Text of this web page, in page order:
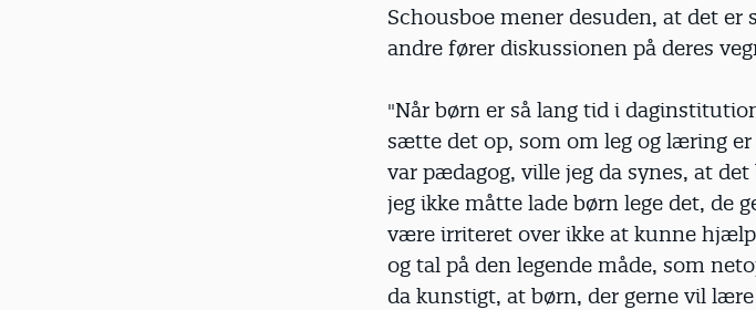
Schousboe mener desuden, at det
andre fører diskussionen på deres
"Når børn er så lang tid i
sætte det op, som om leg og læring
var pædagog, ville jeg da synes, at
jeg ikke måtte lade børn lege det, de
være irriteret over ikke at kunne
og tal på den legende måde, som
da kunstigt, at børn, der gerne vil